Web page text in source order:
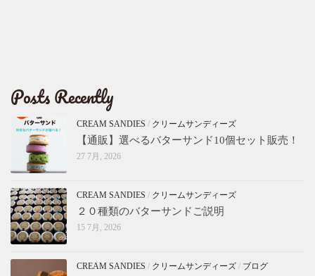
Posts Recently
CREAM SANDIES / クリームサンディーズ
【通販】選べるバターサンド10個セット販売！
27 7月, 2026
CREAM SANDIES / クリームサンディーズ
２０種類のバターサンドご説明
15 7月, 2026
CREAM SANDIES / クリームサンディーズ / ブログ